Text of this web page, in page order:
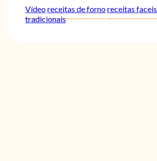
Vídeoreceitas de fornoreceitas faceis
tradicionais